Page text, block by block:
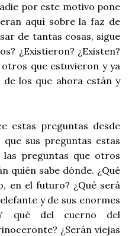
por este motivo pone
aquí sobre la faz de
de tantas cosas, sigue
¿Existieron? ¿Existen?
que estuvieron y ya
de los que ahora están y
estas preguntas desde
que sus preguntas estas
preguntas que otros
quién sabe dónde. ¿Qué
en el futuro? ¿Qué será
y de sus enormes
qué del cuerno del
¿Serán viejas